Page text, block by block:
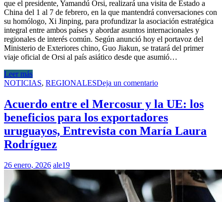
que el presidente, Yamandú Orsi, realizará una visita de Estado a
China del 1 al 7 de febrero, en la que mantendrá conversaciones con
su homólogo, Xi Jinping, para profundizar la asociación estratégica
integral entre ambos países y abordar asuntos internacionales y
regionales de interés común. Según anunció hoy el portavoz del
Ministerio de Exteriores chino, Guo Jiakun, se tratará del primer
viaje oficial de Orsi al país asiático desde que asumió…
Leer más
NOTICIAS, REGIONALESDeja un comentario
Acuerdo entre el Mercosur y la UE: los
beneficios para los exportadores
uruguayos, Entrevista con María Laura
Rodríguez
26 enero, 2026 ale19